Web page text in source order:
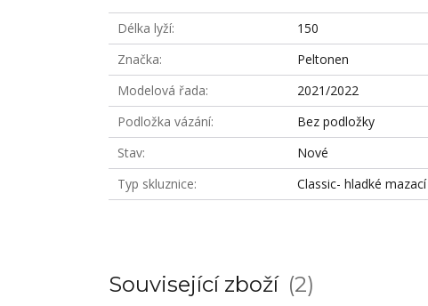
Délka lyží
150
Značka
Peltonen
Modelová řada
2021/2022
Podložka vázání
Bez podložky
Stav
Nové
Typ skluznice
Classic- hladké mazací
Související zboží 2